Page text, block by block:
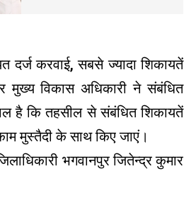
करवाई, सबसे ज्यादा शिकायतें
विकास अधिकारी ने संबंधित
है कि तहसील से संबंधित शिकायतें
मुस्तैदी के साथ किए जाएं।
भगवानपुर जितेन्द्र कुमार